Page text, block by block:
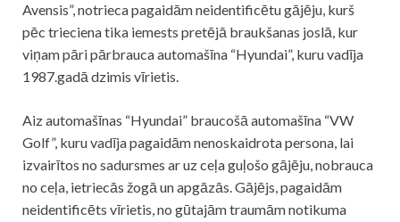
Avensis”, notrieca pagaidām neidentificētu gājēju, kurš
pēc trieciena tika iemests pretējā braukšanas joslā, kur
viņam pāri pārbrauca automašīna “Hyundai”, kuru vadīja
1987.gadā dzimis vīrietis.
Aiz automašīnas “Hyundai” braucošā automašīna “VW
Golf”, kuru vadīja pagaidām nenoskaidrota persona, lai
izvairītos no sadursmes ar uz ceļa guļošo gājēju, nobrauca
no ceļa, ietriecās žogā un apgāzās. Gājējs, pagaidām
neidentificēts vīrietis, no gūtajām traumām notikuma